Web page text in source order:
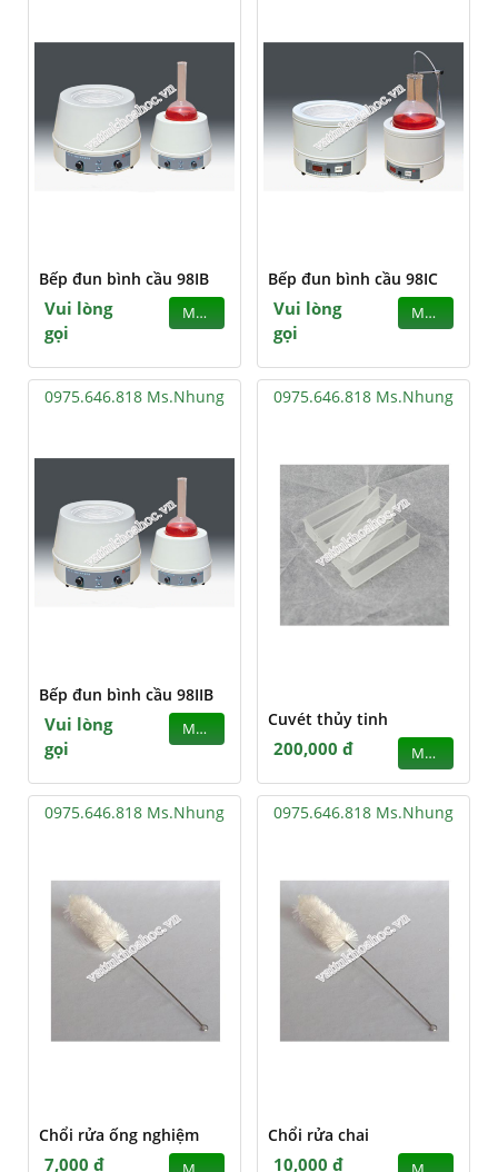
Bếp đun bình cầu 98IB
Vui lòng
gọi
MUA
Bếp đun bình cầu 98IC
Vui lòng
gọi
MUA
0975.646.818 Ms.Nhung
Bếp đun bình cầu 98IIB
Vui lòng
gọi
MUA
0975.646.818 Ms.Nhung
Cuvét thủy tinh
200,000 đ MUA
0975.646.818 Ms.Nhung
Chổi rửa ống nghiệm
7,000 đ
0975.646.818 Ms.Nhung
Chổi rửa chai
10,000 đ